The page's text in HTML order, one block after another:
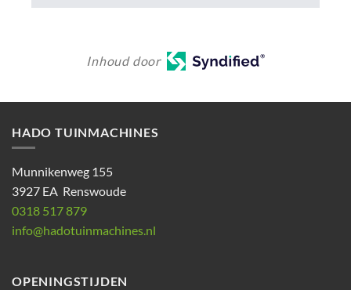
Inhoud door
HADO TUINMACHINES
Munnikenweg 155
3927 EA Renswoude
0318 517 879
info@hadotuinmachines.nl
OPENINGSTIJDEN